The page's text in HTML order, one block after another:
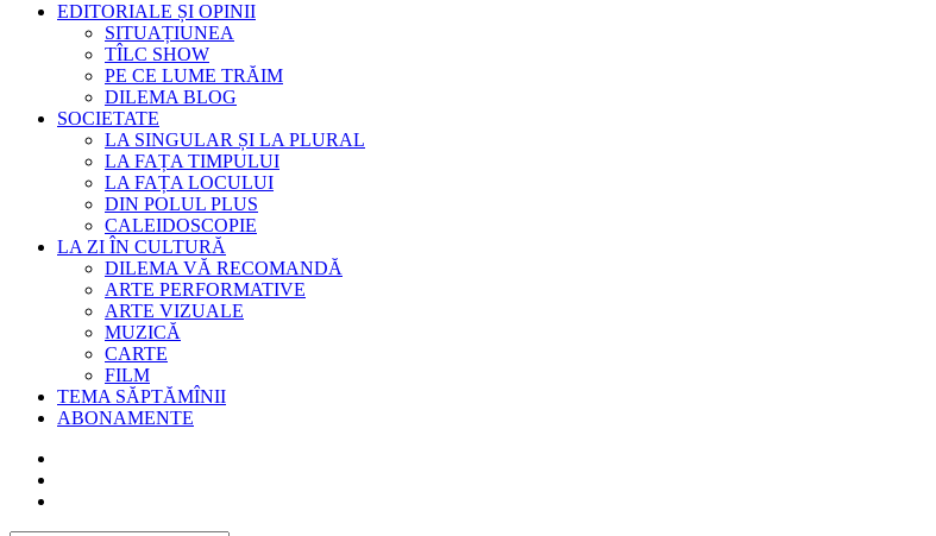
EDITORIALE ȘI OPINII
SITUAȚIUNEA
TÎLC SHOW
PE CE LUME TRĂIM
DILEMA BLOG
SOCIETATE
LA SINGULAR ȘI LA PLURAL
LA FAȚA TIMPULUI
LA FAȚA LOCULUI
DIN POLUL PLUS
CALEIDOSCOPIE
LA ZI ÎN CULTURĂ
DILEMA VĂ RECOMANDĂ
ARTE PERFORMATIVE
ARTE VIZUALE
MUZICĂ
CARTE
FILM
TEMA SĂPTĂMÎNII
ABONAMENTE